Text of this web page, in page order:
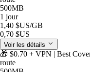
500MB
1 jour
1,40 $US/GB
0,70 $US
Voir les détails
🎁 $0.70 + VPN | Best
route